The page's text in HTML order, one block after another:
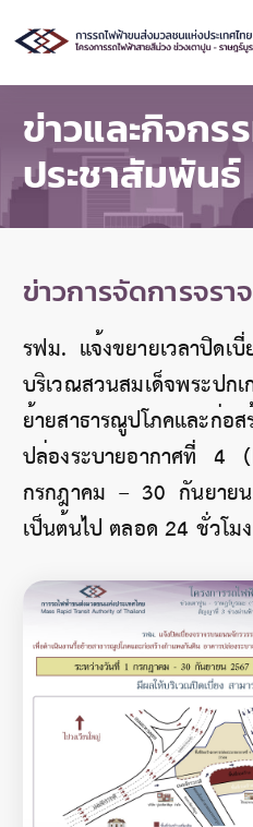
ข่าวและกิจกร
ประชาสัมพันธ์
ข่าวการจัดการจรา
รฟม. แจ้งขยายเวลาปิดเ
บริเวณสวนสมเด็จพระป
ย้ายสาธารณูปโภคและก่
ปล่องระบายอากาศที่ 4
กรกฎาคม – 30 กันยา
เป็นต้นไป ตลอด 24 ชั่วโมง